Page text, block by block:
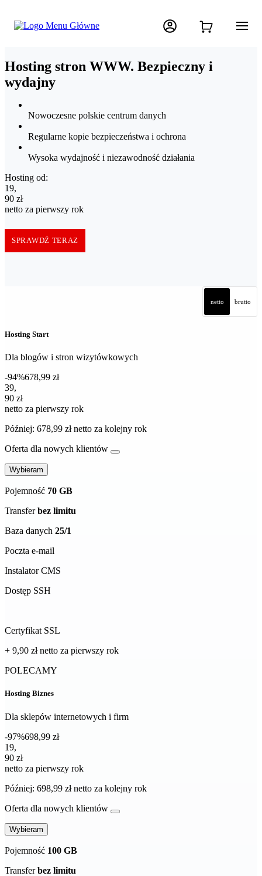
Hosting stron WWW. Bezpieczny i
wydajny
Nowoczesne polskie centrum danych
Regularne kopie bezpieczeństwa i ochrona
Wysoka wydajność i niezawodność działania
Hosting od:
19,90 zł netto za pierwszy rok
19,
90 zł
netto za pierwszy rok
SPRAWDŹ TERAZ
netto brutto
Hosting Start
Dla blogów i stron wizytówkowych
-94%678,99 zł
39,90 zł netto za pierwszy rok
39,
90 zł
netto za pierwszy rok
Później: 678,99 zł netto za kolejny rok
Oferta dla nowych klientów
Wybieram
Pojemność 70 GB
Transferbez limitu
Baza danych 25/1
Poczta e-mail
Instalator CMS
Dostęp SSH
Certyfikat SSL
+ 9,90 złnetto za pierwszy rok
POLECAMY
Hosting Biznes
Dla sklepów internetowych i firm
-97%698,99 zł
19,90 zł netto za pierwszy rok
19,
90 zł
netto za pierwszy rok
Później: 698,99 zł netto za kolejny rok
Oferta dla nowych klientów
Wybieram
Pojemność 100 GB
Transferbez limitu